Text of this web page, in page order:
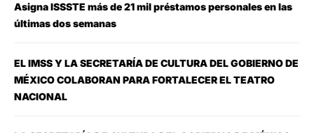
Asigna ISSSTE más de 21 mil préstamos personales en las
últimas dos semanas
EL IMSS Y LA SECRETARÍA DE CULTURA DEL GOBIERNO DE
MÉXICO COLABORAN PARA FORTALECER EL TEATRO
NACIONAL